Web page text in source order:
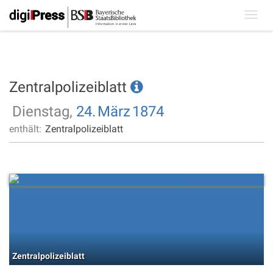
Zentralpolizeiblatt
Dienstag, 24. März 1874
enthält: Zentralpolizeiblatt
Zentralpolizeiblatt